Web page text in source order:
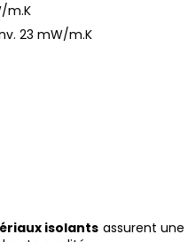
m.K
23 mW/m.K
isolants assurent une